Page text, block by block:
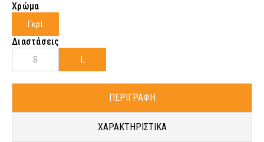
Χρώμα
Γκρί
Διαστάσεις
S L
ΠΕΡΙΓΡΑΦΗ
ΧΑΡΑΚΤΗΡΙΣΤΙΚΑ